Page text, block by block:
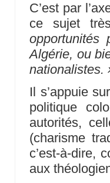
C’est par
ce sujet
opportunités
Algérie, ou
nationalistes.
Il s’appuie
politique
autorités,
(charisme
c’est-à-dire,
aux